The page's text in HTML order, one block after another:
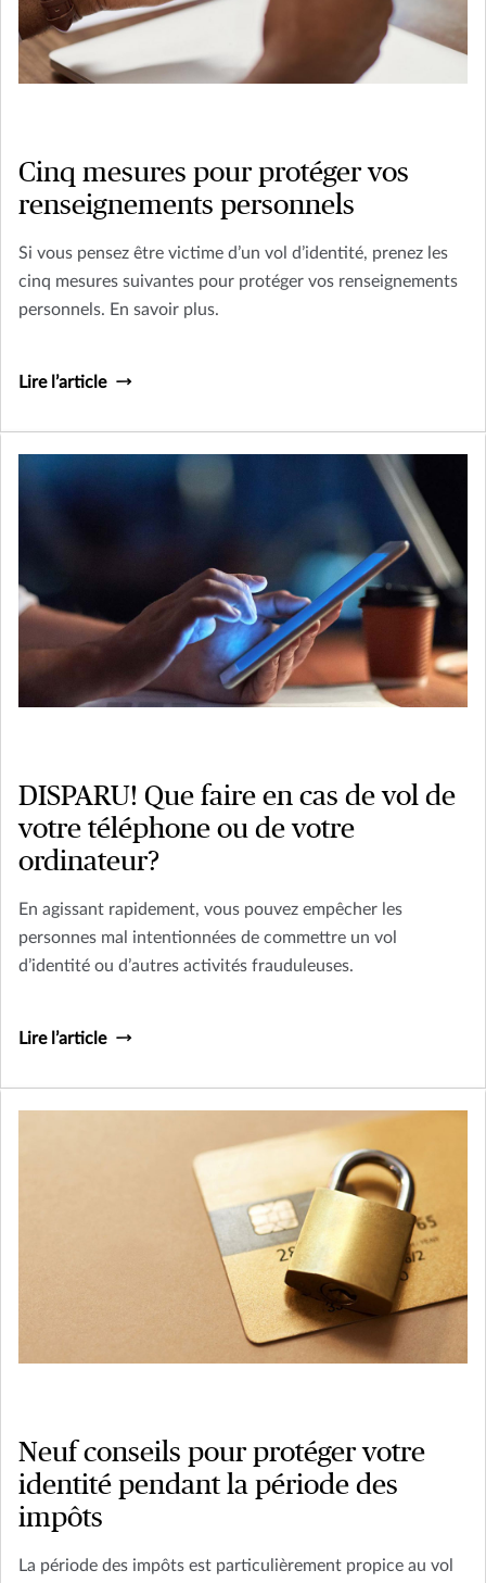
Cinq mesures pour protéger vos
renseignements personnels
Si vous pensez être victime d’un vol d’identité, prenez les
cinq mesures suivantes pour protéger vos renseignements
personnels. En savoir plus.
Lire l’article
DISPARU! Que faire en cas de vol de
votre téléphone ou de votre
ordinateur?
En agissant rapidement, vous pouvez empêcher les
personnes mal intentionnées de commettre un vol
d’identité ou d’autres activités frauduleuses.
Lire l’article
Neuf conseils pour protéger votre
identité pendant la période des
impôts
La période des impôts est particulièrement propice au vol